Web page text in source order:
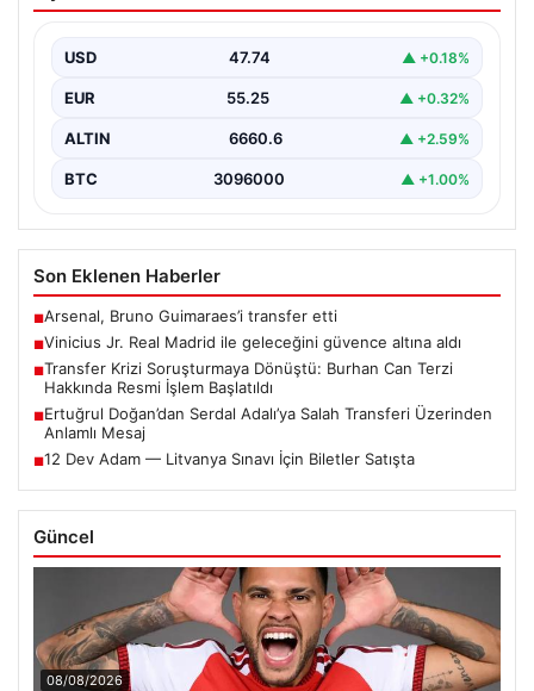
Vinicius Junior için beklenen karar açıklandı. Real
Madrid,…
USD 47.74 ▲ +0.18%
EUR 55.25 ▲ +0.32%
ALTIN 6660.6 ▲ +2.59%
BTC 3096000 ▲ +1.00%
Son Eklenen Haberler
■Arsenal, Bruno Guimaraes’i transfer etti
■Vinicius Jr. Real Madrid ile geleceğini güvence altına aldı
■Transfer Krizi Soruşturmaya Dönüştü: Burhan Can Terzi
Hakkında Resmi İşlem Başlatıldı
■Ertuğrul Doğan’dan Serdal Adalı’ya Salah Transferi Üzerinden
Anlamlı Mesaj
■12 Dev Adam — Litvanya Sınavı İçin Biletler Satışta
Güncel
08/08/2026